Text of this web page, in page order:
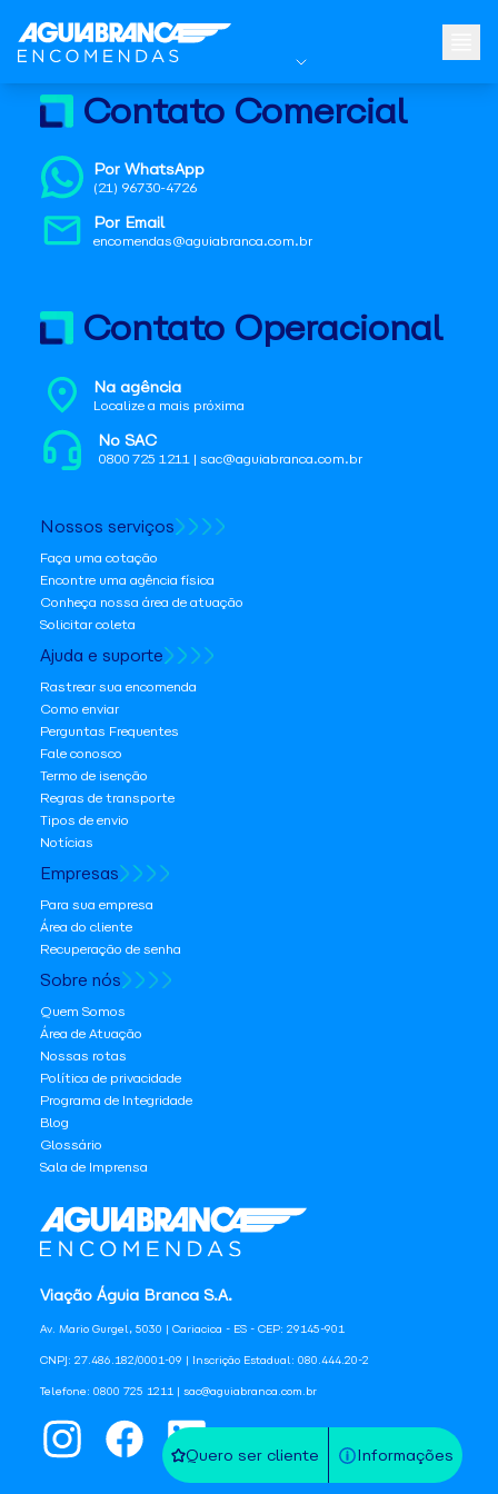
Quero ser cliente Informações
Viação Águia Branca S.A.
Av. Mario Gurgel, 5030 | Cariacica - ES - CEP: 29145-901
CNPJ: 27.486.182/0001-09 | Inscrição Estadual: 080.444.20-2
Telefone: 0800 725 1211 | sac@aguiabranca.com.br
Contato Comercial
Por WhatsApp
(21) 96730-4726
Por Email
encomendas@aguiabranca.com.br
Contato Operacional
Na agência
Localize a mais próxima
No SAC
0800 725 1211 | sac@aguiabranca.com.br
Nossos serviços
Faça uma cotação
Encontre uma agência física
Conheça nossa área de atuação
Solicitar coleta
Ajuda e suporte
Rastrear sua encomenda
Como enviar
Perguntas Frequentes
Fale conosco
Termo de isenção
Regras de transporte
Tipos de envio
Notícias
Empresas
Para sua empresa
Área do cliente
Recuperação de senha
Sobre nós
Quem Somos
Área de Atuação
Nossas rotas
Política de privacidade
Programa de Integridade
Blog
Glossário
Sala de Imprensa